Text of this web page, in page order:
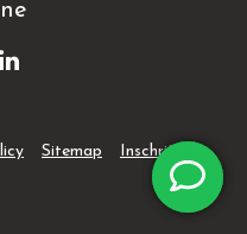
Sitemap
Inschrijven